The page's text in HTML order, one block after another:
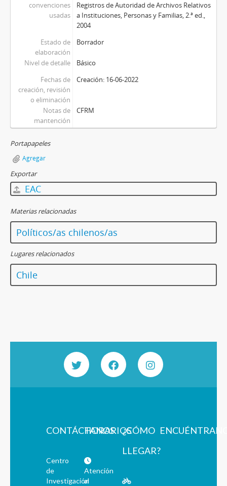
convenciones
usadas
Registros de Autoridad de Archivos Relativos
a Instituciones, Personas y Familias, 2.ª ed.,
2004
Estado de
elaboración
Borrador
Nivel de detalle
Básico
Fechas de
creación, revisión
o eliminación
Creación: 16-06-2022
Notas de
mantención
CFRM
Portapapeles
Agregar
Exportar
EAC
Materias relacionadas
Políticos/as chilenos/as
Lugares relacionados
Chile
CONTÁCTANOS
Centro
de
Investigación
HORARIOS
Atención
al
¿CÓMO
LLEGAR?